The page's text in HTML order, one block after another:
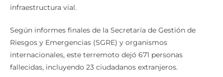
infraestructura vial.
Según informes finales de la Secretaría de Gestión de
Riesgos y Emergencias (SGRE) y organismos
internacionales, este terremoto dejó 671 personas
fallecidas, incluyendo 23 ciudadanos extranjeros.